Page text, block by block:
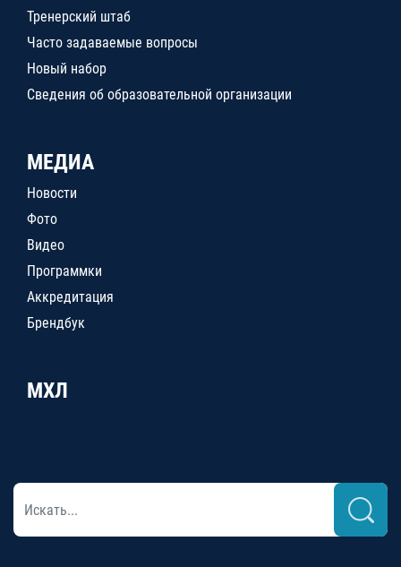
Тренерский штаб
Часто задаваемые вопросы
Новый набор
Сведения об образовательной организации
МЕДИА
Новости
Фото
Видео
Программки
Аккредитация
Брендбук
МХЛ